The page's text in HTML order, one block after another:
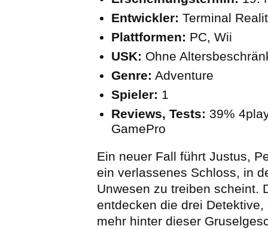
Entwickler: Terminal
Plattformen: PC, Wii
USK: Ohne
Genre: Adventure
Spieler: 1
Reviews, Tests: 39%
GamePro
Ein neuer Fall führt Justus,
ein verlassenes Schloss, in
Unwesen zu treiben scheint.
entdecken die drei
mehr hinter dieser